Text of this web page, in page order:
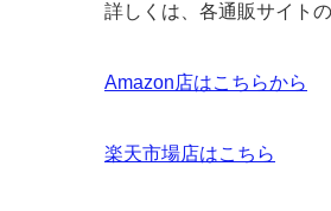
詳しくは、各通販サイト
Amazon店はこちらから
楽天市場店はこちら